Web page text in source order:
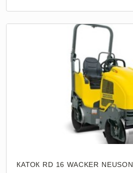
КАТОК RD 16 WACKER NEUSON